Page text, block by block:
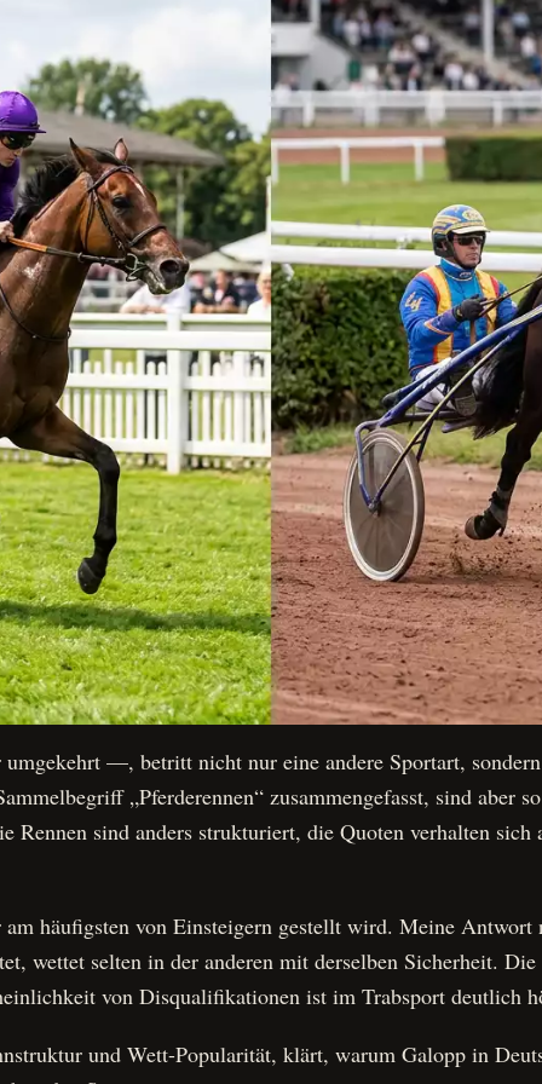
—, betritt nicht nur eine andere Sportart,
„Pferderennen“ zusammengefasst, sind aber
Rennen sind anders strukturiert, die Quoten verhalten sich
häufigsten von Einsteigern gestellt wird. Meine Antwort
wettet selten in der anderen mit derselben Sicherheit.
von Disqualifikationen ist im Trabsport deutlich
und Wett-Popularität, klärt, warum Galopp in